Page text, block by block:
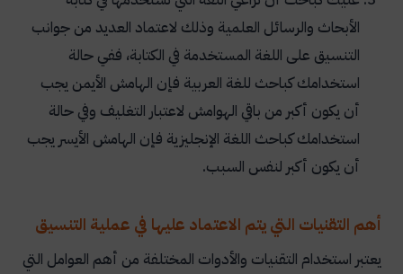
الأبحاث والرسائل العلمية وذلك لاعتماد العديد من جوانب
التنسيق على اللغة المستخدمة في الكتابة، ففي حالة
استخدامك كباحث للغة العربية فإن الهامش الأيمن يجب
أن يكون أكبر من باقي الهوامش لاعتبار التغليف وفي حالة
استخدامك كباحث اللغة الإنجليزية فإن الهامش الأيسر يجب
أن يكون أكبر لنفس السبب.
أهم التقنيات التي يتم الاعتماد عليها في عملية التنسيق
يعتبر استخدام التقنيات والأدوات المختلفة من أهم العوامل التي